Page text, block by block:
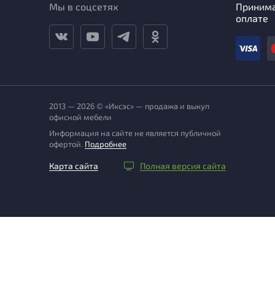
Мы в соцсетях
оплате
2013 — 2026 © «Иксэс» — продажа и выкуп
офисной мебели
Информация на сайте не является публичной
офертой. Подробнее
Карта сайта Полная версия сайта